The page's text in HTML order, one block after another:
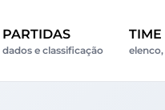
PARTIDAS
dados e classificação
TIME